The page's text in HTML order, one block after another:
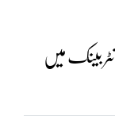
بینک میں